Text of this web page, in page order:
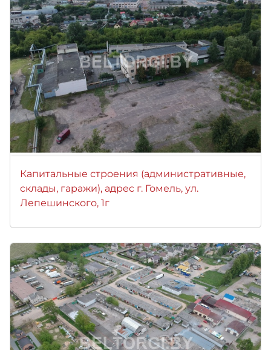
Капитальные строения (административные,
склады, гаражи), адрес г. Гомель, ул.
Лепешинского, 1г